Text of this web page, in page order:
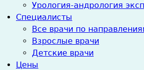
Урология-андрология
Специалисты
Все врачи по
Взрослые врачи
Детские врачи
Цены